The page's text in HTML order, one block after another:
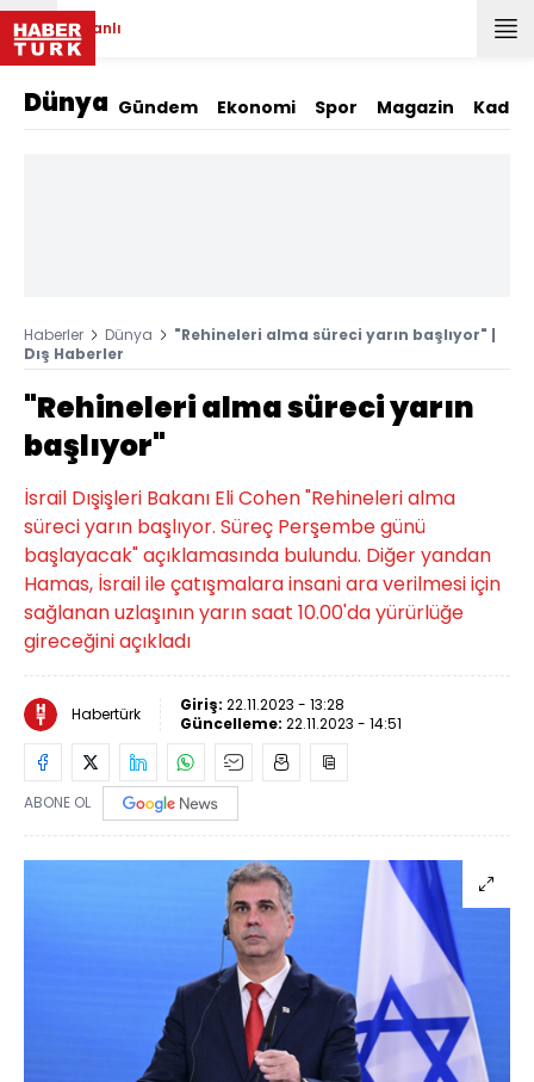
Canlı
Dünya Gündem Ekonomi Spor Magazin Kadın
Haberler Dünya
"Rehineleri alma süreci yarın başlıyor" |
Dış Haberler
"Rehineleri alma süreci yarın
başlıyor"
İsrail Dışişleri Bakanı Eli Cohen "Rehineleri alma
süreci yarın başlıyor. Süreç Perşembe günü
başlayacak" açıklamasında bulundu. Diğer yandan
Hamas, İsrail ile çatışmalara insani ara verilmesi için
sağlanan uzlaşının yarın saat 10.00'da yürürlüğe
gireceğini açıkladı
Habertürk Giriş: 22.11.2023 - 13:28
Güncelleme: 22.11.2023 - 14:51
ABONE OL